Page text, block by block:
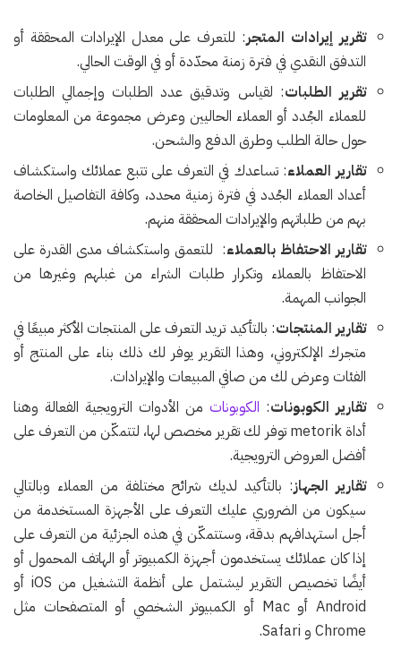
تقرير إيرادات المتجر: للتعرف على معدل الإيرادات المحققة أو
التدفق النقدي في فترة زمنة محدّدة أو في الوقت الحالي.
تقرير الطلبات: لقياس وتدقيق عدد الطلبات وإجمالي الطلبات
للعملاء الجُدد أو العملاء الحاليين وعرض مجموعة من المعلومات
حول حالة الطلب وطرق الدفع والشحن.
تقارير العملاء: تساعدك في التعرف على تتبع عملائك واستكشاف
أعداد العملاء الجُدد في فترة زمنية محدد، وكافة التفاصيل الخاصة
بهم من طلباتهم والإيرادات المحققة منهم.
تقارير الاحتفاظ بالعملاء: للتعمق واستكشاف مدى القدرة على
الاحتفاظ بالعملاء وتكرار طلبات الشراء من غبلهم وغيرها من
الجوانب المهمة.
تقارير المنتجات: بالتأكيد تريد التعرف على المنتجات الأكثر مبيعًا في
متجرك الإلكتروني، وهذا التقرير يوفر لك ذلك بناء على المنتج أو
الفئات وعرض لك من صافي المبيعات والإيرادات.
تقارير الكوبونات: الكوبونات من الأدوات الترويجية الفعالة وهنا
أداة metorik توفر لك تقرير مخصص لها، لتتمكّن من التعرف على
أفضل العروض الترويجية.
تقارير الجهاز: بالتأكيد لديك شرائح مختلفة من العملاء وبالتالي
سيكون من الضروري عليك التعرف على الأجهزة المستخدمة من
أجل استهدافهم بدقة، وستتمكّن في هذه الجزئية من التعرف على
إذا كان عملائك يستخدمون أجهزة الكمبيوتر أو الهاتف المحمول أو
أيضًا تخصيص التقرير ليشتمل على أنظمة التشغيل من iOS أو
Android أو Mac أو الكمبيوتر الشخصي أو المتصفحات مثل
Chrome و Safari.